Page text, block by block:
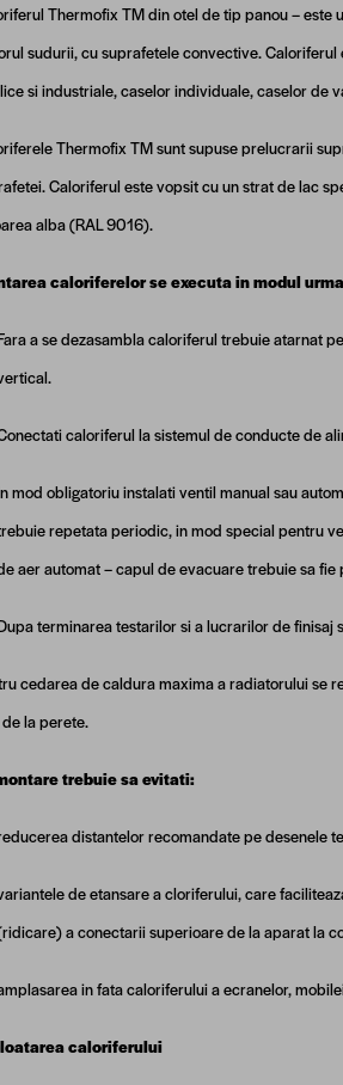
Thermofix TM din otel de tip panou –
sudurii, cu suprafetele convective.
si industriale, caselor individuale, caselor de
Thermofix TM sunt supuse prelucrarii
Caloriferul este vopsit cu un strat de lac
alba (RAL 9016).
caloriferelor se executa in modul
a se dezasambla caloriferul trebuie atarnat
caloriferul la sistemul de conducte de
mod obligatoriu instalati ventil manual sau
repetata periodic, in mod special pentru
aer automat – capul de evacuare trebuie sa fie
terminarea testarilor si a lucrarilor de finisaj
cedarea de caldura maxima a radiatorului se
la perete.
trebuie sa evitati:
distantelor recomandate pe desenele
de etansare a cloriferului, care
a conectarii superioare de la aparat la
in fata caloriferului a ecranelor,
caloriferului